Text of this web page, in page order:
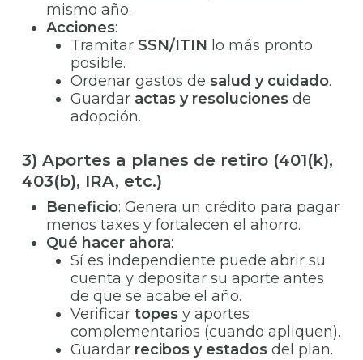
mismo año.
Acciones:
Tramitar SSN/ITIN lo más pronto
posible.
Ordenar gastos de salud y cuidado.
Guardar actas y resolucionesde
adopción.
3) Aportes a planes de retiro (401(k),
403(b), IRA, etc.)
Beneficio: Genera un crédito para pagar
menos taxes y fortalecen el ahorro.
Qué hacer ahora:
Sí es independiente puede abrir su
cuenta y depositar su aporte antes
de que se acabe el año.
Verificar topesy aportes
complementarios (cuando apliquen).
Guardar recibos y estadosdel plan.